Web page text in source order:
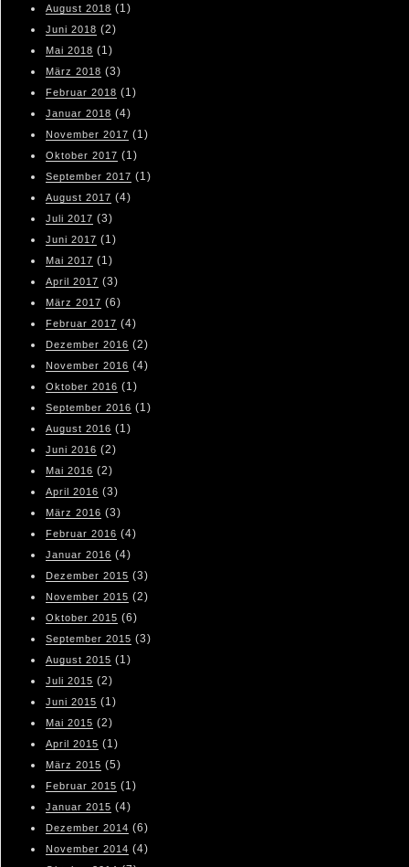
August 2018 (1)
Juni 2018 (2)
Mai 2018 (1)
März 2018 (3)
Februar 2018 (1)
Januar 2018 (4)
November 2017 (1)
Oktober 2017 (1)
September 2017 (1)
August 2017 (4)
Juli 2017 (3)
Juni 2017 (1)
Mai 2017 (1)
April 2017 (3)
März 2017 (6)
Februar 2017 (4)
Dezember 2016 (2)
November 2016 (4)
Oktober 2016 (1)
September 2016 (1)
August 2016 (1)
Juni 2016 (2)
Mai 2016 (2)
April 2016 (3)
März 2016 (3)
Februar 2016 (4)
Januar 2016 (4)
Dezember 2015 (3)
November 2015 (2)
Oktober 2015 (6)
September 2015 (3)
August 2015 (1)
Juli 2015 (2)
Juni 2015 (1)
Mai 2015 (2)
April 2015 (1)
März 2015 (5)
Februar 2015 (1)
Januar 2015 (4)
Dezember 2014 (6)
November 2014 (4)